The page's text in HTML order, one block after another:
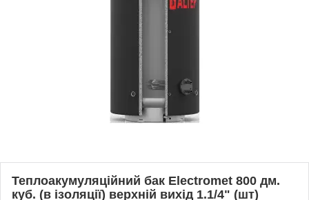
Теплоакумуляційний бак Electromet 800 дм.
куб. (в ізоляції) верхній вихід 1.1/4" (шт)